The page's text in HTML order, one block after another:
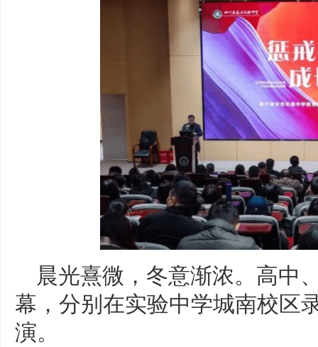
晨光熹微，冬意渐浓。高中
幕，分别在实验中学城南校区
演。